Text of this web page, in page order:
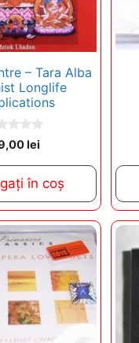
– Tara Alba
Longlife
lei
în coș